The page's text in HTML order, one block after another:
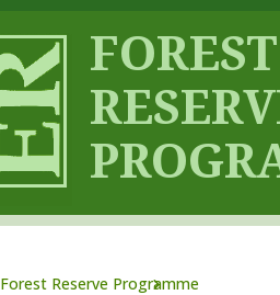
Forest Reserve Programme